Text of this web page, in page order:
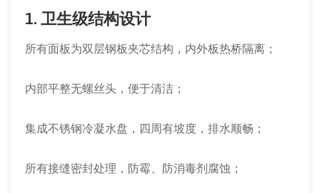
1. 卫生级结构设计
所有面板为双层钢板夹芯结构，内外板热桥隔离；
内部平整无螺丝头，便于清洁；
集成不锈钢冷凝水盘，四周有坡度，排水顺畅；
所有接缝密封处理，防霉、防消毒剂腐蚀；